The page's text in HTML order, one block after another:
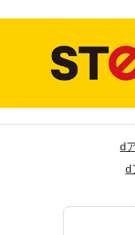
d
d